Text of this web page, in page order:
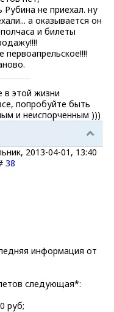
Рубина не приехал. ну
а оказывается он
и билеты
первоапрельское!!!!
в этой жизни
попробуйте быть
и неиспорченным )))
2013-04-01, 13:40
38
информация от
следующая*:
руб;